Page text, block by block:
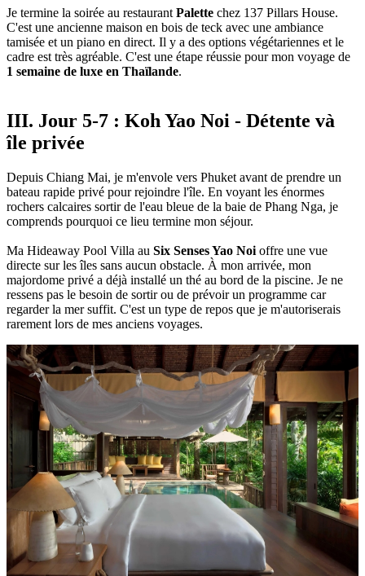
Je termine la soirée au restaurant Palette chez 137 Pillars House.
C'est une ancienne maison en bois de teck avec une ambiance
tamisée et un piano en direct. Il y a des options végétariennes et le
cadre est très agréable. C'est une étape réussie pour mon voyage de
1 semaine de luxe en Thaïlande.
III. Jour 5-7 : Koh Yao Noi - Détente và
île privée
Depuis Chiang Mai, je m'envole vers Phuket avant de prendre un
bateau rapide privé pour rejoindre l'île. En voyant les énormes
rochers calcaires sortir de l'eau bleue de la baie de Phang Nga, je
comprends pourquoi ce lieu termine mon séjour.
Ma Hideaway Pool Villa au Six Senses Yao Noi offre une vue
directe sur les îles sans aucun obstacle. À mon arrivée, mon
majordome privé a déjà installé un thé au bord de la piscine. Je ne
ressens pas le besoin de sortir ou de prévoir un programme car
regarder la mer suffit. C'est un type de repos que je m'autoriserais
rarement lors de mes anciens voyages.